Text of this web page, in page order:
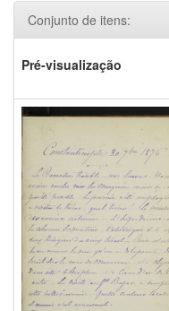
Conjunto de itens:
Pré-visualização